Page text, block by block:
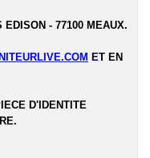
- 77100 MEAUX.
ET EN
D'IDENTITE